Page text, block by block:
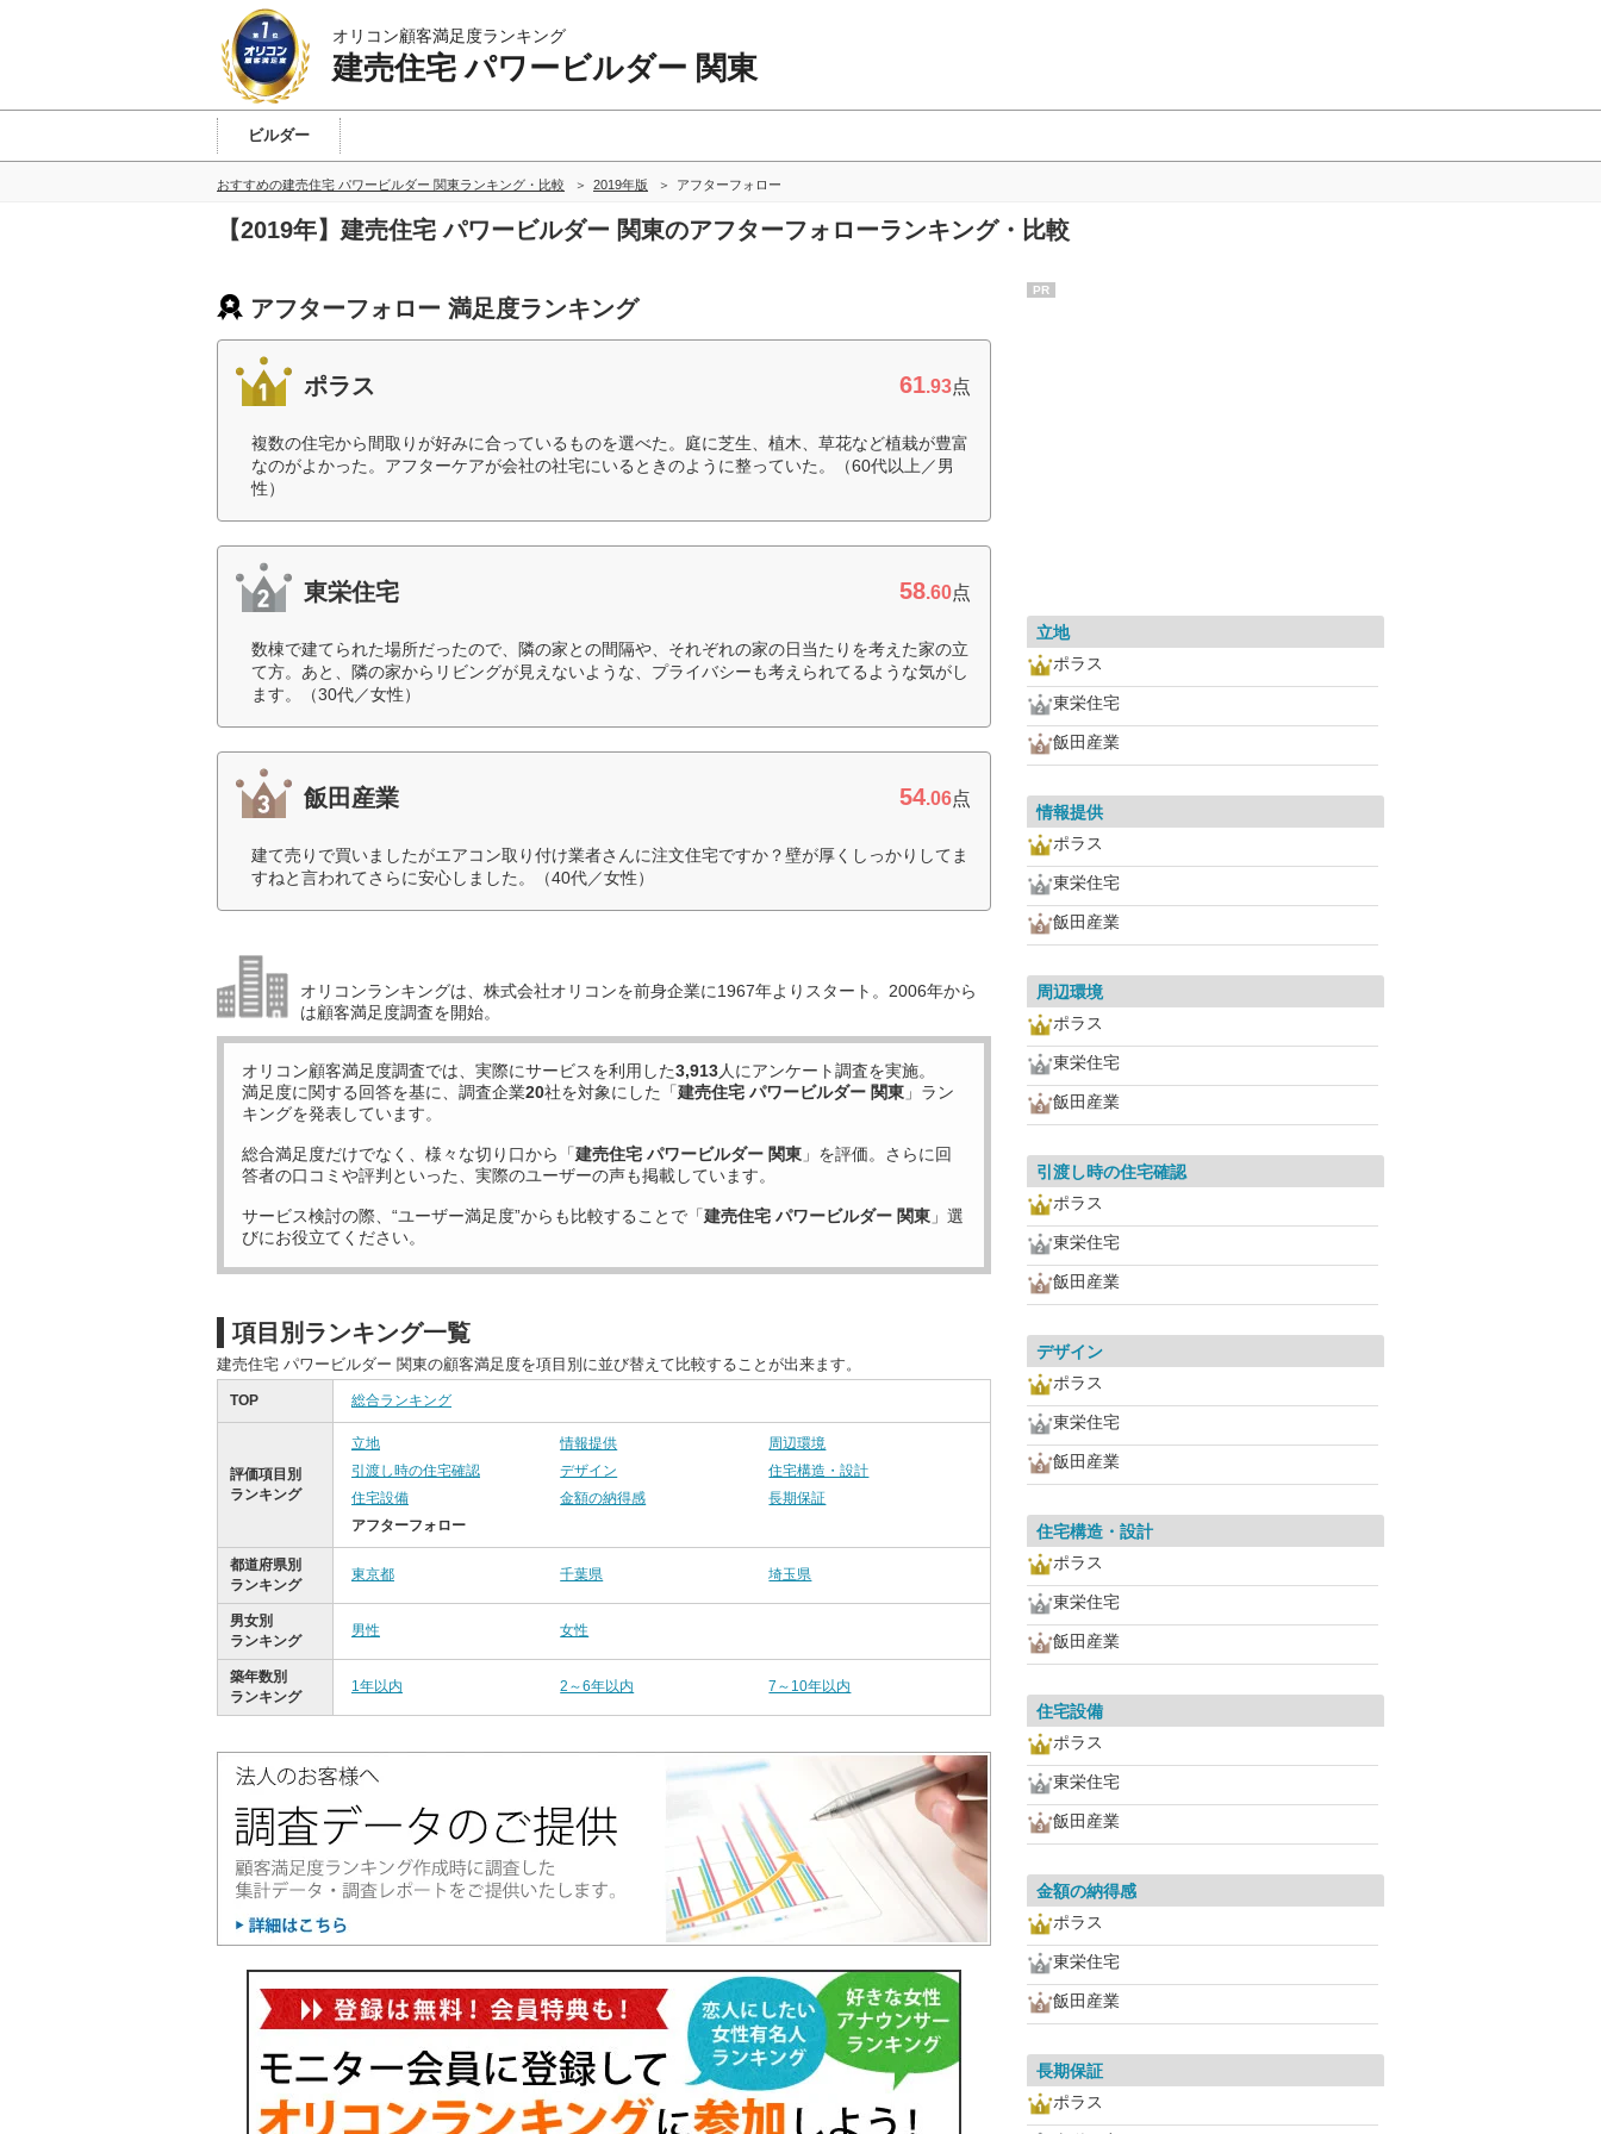
オリコン顧客満足度ランキング
建売住宅 パワービルダー 関東
ビルダー
東北
北関東
首都圏
東海
近畿
九州
おすすめの建売住宅 パワービルダー 関東ランキング・比較 2019年版 アフターフォロー
【2019年】建売住宅 パワービルダー 関東のアフターフォローランキング・比較
アフターフォロー 満足度ランキング
ポラス 61.93点
複数の住宅から間取りが好みに合っているものを選べた。庭に芝生、植木、草花など植栽が豊富
なのがよかった。アフターケアが会社の社宅にいるときのように整っていた。（60代以上／男
性）
東栄住宅 58.60点
数棟で建てられた場所だったので、隣の家との間隔や、それぞれの家の日当たりを考えた家の立
て方。あと、隣の家からリビングが見えないような、プライバシーも考えられてるような気がし
ます。（30代／女性）
飯田産業 54.06点
建て売りで買いましたがエアコン取り付け業者さんに注文住宅ですか？壁が厚くしっかりしてま
すねと言われてさらに安心しました。（40代／女性）
オリコンランキングは、株式会社オリコンを前身企業に1967年よりスタート。2006年から
は顧客満足度調査を開始。
オリコン顧客満足度調査では、実際にサービスを利用した3,913人にアンケート調査を実施。
満足度に関する回答を基に、調査企業20社を対象にした「建売住宅 パワービルダー 関東 」ラン
キングを発表しています。
総合満足度だけでなく、様々な切り口から「建売住宅 パワービルダー 関東 」を評価。さらに回
答者の口コミや評判といった、実際のユーザーの声も掲載しています。
サービス検討の際、“ユーザー満足度”からも比較することで「建売住宅 パワービルダー 関東 」選
びにお役立てください。
項目別ランキング一覧
建売住宅 パワービルダー 関東の顧客満足度を項目別に並び替えて比較することが出来ます。
TOP 総合ランキング
評価項目別
ランキング
立地 情報提供
周辺環境
引渡し時の住宅確認
デザイン
住宅構造・設計
住宅設備
金額の納得感
長期保証
アフターフォロー
都道府県別
ランキング
東京都 千葉県 埼玉県
男女別
ランキング
男性 女性
築年数別
ランキング
1年以内 2～6年以内 7～10年以内
PR
立地
ポラス
東栄住宅
飯田産業
情報提供
ポラス
東栄住宅
飯田産業
周辺環境
ポラス
東栄住宅
飯田産業
引渡し時の住宅確認
ポラス
東栄住宅
飯田産業
デザイン
ポラス
東栄住宅
飯田産業
住宅構造・設計
ポラス
東栄住宅
飯田産業
住宅設備
ポラス
東栄住宅
飯田産業
金額の納得感
ポラス
東栄住宅
飯田産業
長期保証
ポラス